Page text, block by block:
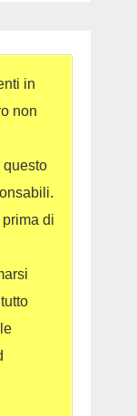
in
non
questo
di